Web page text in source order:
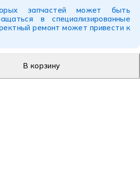
запчастей может быть
в специализированные
ремонт может привести к
В корзину